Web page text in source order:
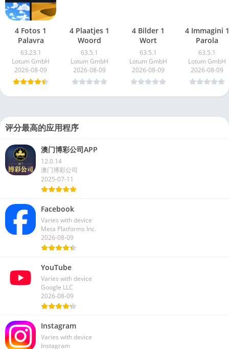
4 Fotos 1
Palavra
63.23.1
Lotum GmbH
2026-08-09
4 Plaatjes 1
Woord
63.5.1
Lotum GmbH
2026-08-09
4 Bilder 1
Wort
63.5.1
Lotum GmbH
2026-08-09
4 Immagini 1
Parola
63.5.1
Lotum GmbH
2026-08-09
评分最高的应用程序
澳门博彩公司APP
12.0.14
澳门博彩公司
2025-07-11
Facebook
Varies with device
Meta Platforms Inc.
2026-08-09
YouTube
Varies with device
Google LLC
2026-08-09
Instagram
Varies with device
Instagram